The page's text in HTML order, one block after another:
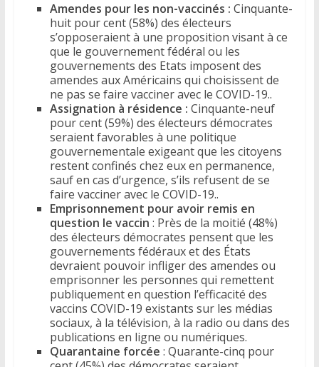
Amendes pour les non-vaccinés : Cinquante-
huit pour cent (58%) des électeurs
s’opposeraient à une proposition visant à ce
que le gouvernement fédéral ou les
gouvernements des Etats imposent des
amendes aux Américains qui choisissent de
ne pas se faire vacciner avec le COVID-19..
Assignation à résidence : Cinquante-neuf
pour cent (59%) des électeurs démocrates
seraient favorables à une politique
gouvernementale exigeant que les citoyens
restent confinés chez eux en permanence,
sauf en cas d’urgence, s’ils refusent de se
faire vacciner avec le COVID-19..
Emprisonnement pour avoir remis en
question le vaccin : Près de la moitié (48%)
des électeurs démocrates pensent que les
gouvernements fédéraux et des États
devraient pouvoir infliger des amendes ou
emprisonner les personnes qui remettent
publiquement en question l’efficacité des
vaccins COVID-19 existants sur les médias
sociaux, à la télévision, à la radio ou dans des
publications en ligne ou numériques.
Quarantaine forcée : Quarante-cinq pour